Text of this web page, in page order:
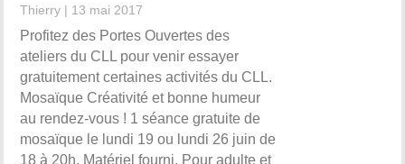
Thierry | 13 mai 2017
Profitez des Portes Ouvertes des
ateliers du CLL pour venir essayer
gratuitement certaines activités du CLL.
Mosaïque Créativité et bonne humeur
au rendez-vous ! 1 séance gratuite de
mosaïque le lundi 19 ou lundi 26 juin de
18 à 20h. Matériel fourni. Pour adulte et